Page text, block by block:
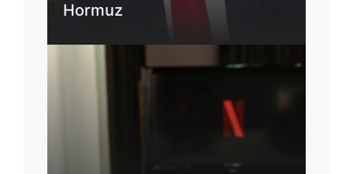
Hormuz